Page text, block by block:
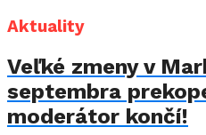
Aktuality
Veľké zmeny v
septembra
moderátor končí!